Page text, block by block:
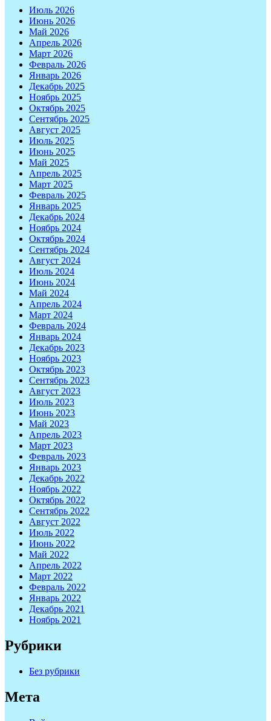
Июль 2026
Июнь 2026
Май 2026
Апрель 2026
Март 2026
Февраль 2026
Январь 2026
Декабрь 2025
Ноябрь 2025
Октябрь 2025
Сентябрь 2025
Август 2025
Июль 2025
Июнь 2025
Май 2025
Апрель 2025
Март 2025
Февраль 2025
Январь 2025
Декабрь 2024
Ноябрь 2024
Октябрь 2024
Сентябрь 2024
Август 2024
Июль 2024
Июнь 2024
Май 2024
Апрель 2024
Март 2024
Февраль 2024
Январь 2024
Декабрь 2023
Ноябрь 2023
Октябрь 2023
Сентябрь 2023
Август 2023
Июль 2023
Июнь 2023
Май 2023
Апрель 2023
Март 2023
Февраль 2023
Январь 2023
Декабрь 2022
Ноябрь 2022
Октябрь 2022
Сентябрь 2022
Август 2022
Июль 2022
Июнь 2022
Май 2022
Апрель 2022
Март 2022
Февраль 2022
Январь 2022
Декабрь 2021
Ноябрь 2021
Рубрики
Без рубрики
Мета